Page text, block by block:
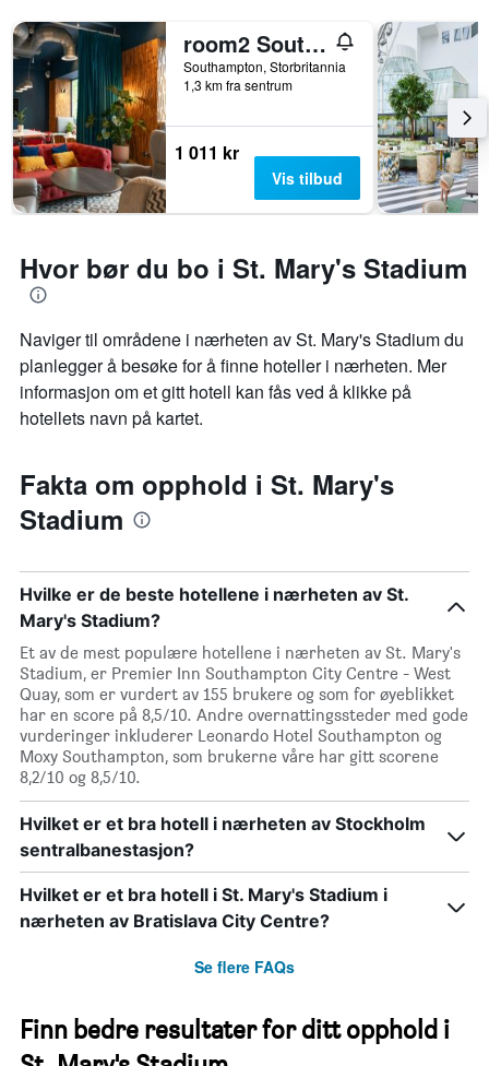
room2 Southampton Hometel
Southampton, Storbritannia
1,3 km fra sentrum
1 011 kr
Vis tilbud
Hvor bør du bo i St. Mary's Stadium
Naviger til områdene i nærheten av St. Mary's Stadium du
planlegger å besøke for å finne hoteller i nærheten. Mer
informasjon om et gitt hotell kan fås ved å klikke på
hotellets navn på kartet.
Fakta om opphold i St. Mary's
Stadium
Hvilke er de beste hotellene i nærheten av St.
Mary's Stadium?
Et av de mest populære hotellene i nærheten av St. Mary's
Stadium, er Premier Inn Southampton City Centre - West
Quay, som er vurdert av 155 brukere og som for øyeblikket
har en score på 8,5/10. Andre overnattingssteder med gode
vurderinger inkluderer Leonardo Hotel Southampton og
Moxy Southampton, som brukerne våre har gitt scorene
8,2/10 og 8,5/10.
Hvilket er et bra hotell i nærheten av Stockholm
sentralbanestasjon?
Hvilket er et bra hotell i St. Mary's Stadium i
nærheten av Bratislava City Centre?
Se flere FAQs
Finn bedre resultater for ditt opphold i